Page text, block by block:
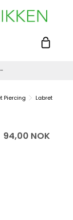
Piercing
Labret
94,00 NOK